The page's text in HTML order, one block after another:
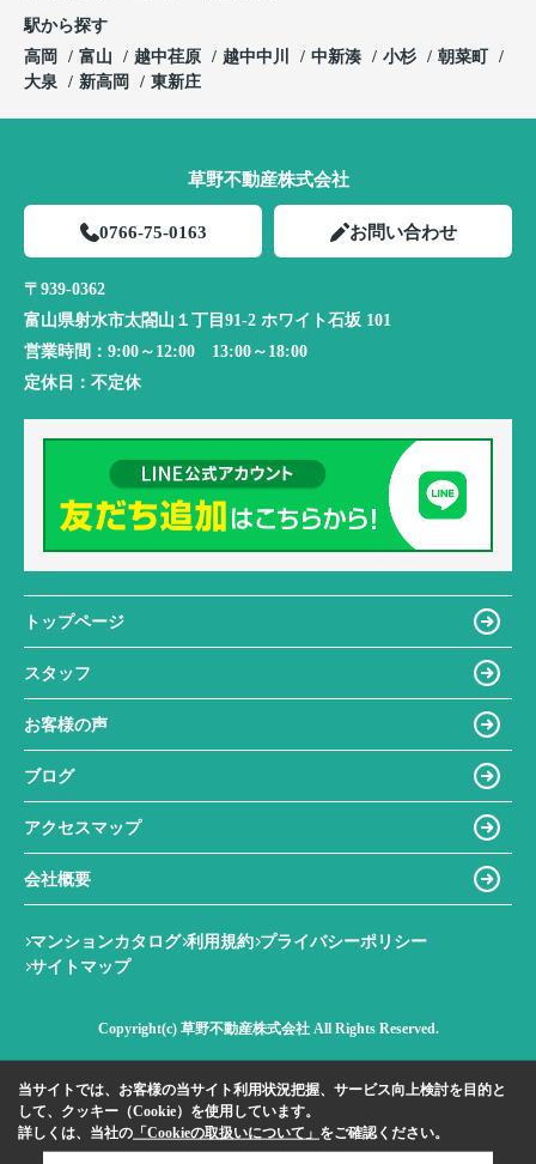
駅から探す
高岡
富山 越中荏原 越中中川 中新湊 小杉
朝菜町
大泉
新高岡 東新庄
草野不動産株式会社
0766-75-0163 お問い合わせ
〒939-0362
富山県射水市太閤山１丁目91-2 ホワイト石坂 101
営業時間： 9:00～12:00 13:00～18:00
定休日： 不定休
トップページ
スタッフ
お客様の声
ブログ
アクセスマップ
会社概要
マンションカタログ 利用規約 プライバシーポリシー
サイトマップ
Copyright(c) 草野不動産株式会社 All Rights Reserved.
当サイトでは、お客様の当サイト利用状況把握、サービス向上検討を目的と
して、クッキー（Cookie）を使用しています。
詳しくは、当社の 「Cookieの取扱いについて」 をご確認ください。